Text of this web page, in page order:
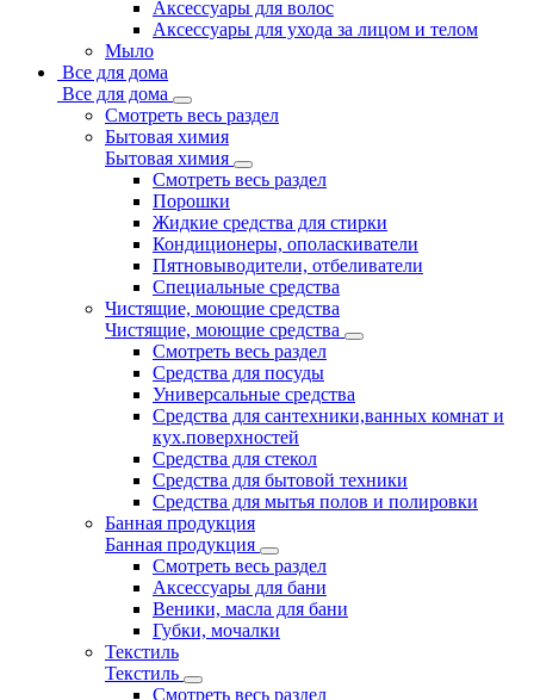
Аксессуары для волос
Аксессуары для ухода за лицом и телом
Мыло
Все для дома
Все для дома
Смотреть весь раздел
Бытовая химия
Бытовая химия
Смотреть весь раздел
Порошки
Жидкие средства для стирки
Кондиционеры, ополаскиватели
Пятновыводители, отбеливатели
Специальные средства
Чистящие, моющие средства
Чистящие, моющие средства
Смотреть весь раздел
Средства для посуды
Универсальные средства
Средства для сантехники,ванных комнат и
кух.поверхностей
Средства для стекол
Средства для бытовой техники
Средства для мытья полов и полировки
Банная продукция
Банная продукция
Смотреть весь раздел
Аксессуары для бани
Веники, масла для бани
Губки, мочалки
Текстиль
Текстиль
Смотреть весь раздел